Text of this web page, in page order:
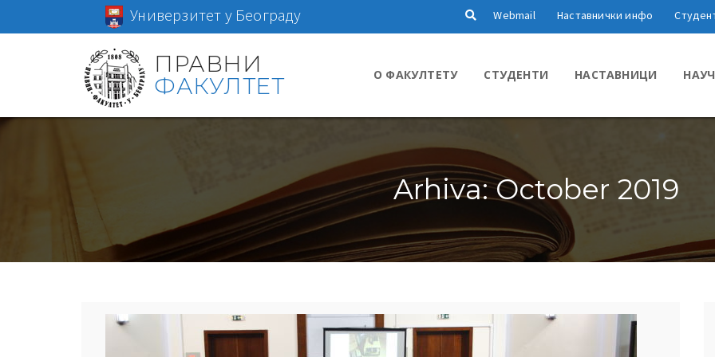
Универзитет у Београду Webmail Наставнички инфо
ПРАВНИ
ФАКУЛТЕТ
О ФАКУЛТЕТУ СТУДЕНТИ НАСТАВНИЦИ
Arhiva: October 2019